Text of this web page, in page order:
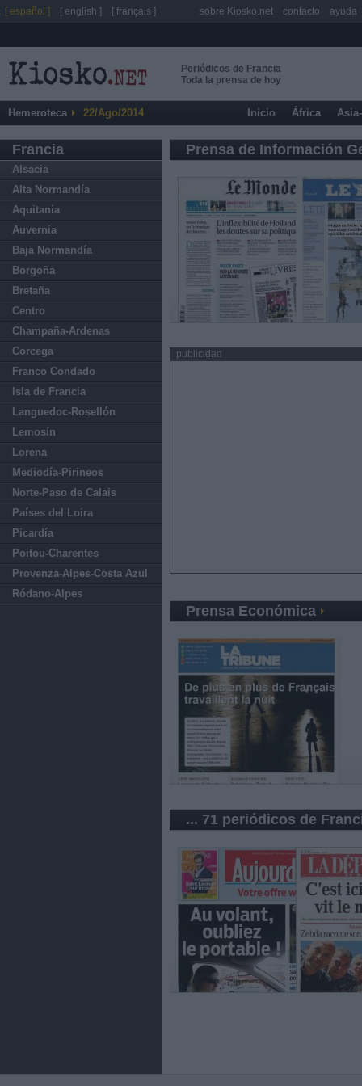
Periódicos de Francia
Toda la prensa de hoy
Hemeroteca 22/Ago/2014 Inicio África
Francia
Alsacia
Alta Normandía
Aquitania
Auvernia
Baja Normandía
Borgoña
Bretaña
Centro
Champaña-Ardenas
Corcega
Franco Condado
Isla de Francia
Languedoc-Rosellón
Lemosín
Lorena
Mediodía-Pirineos
Norte-Paso de Calais
Países del Loira
Picardía
Poitou-Charentes
Provenza-Alpes-Costa Azul
Ródano-Alpes
Prensa de Información
publicidad
Prensa Económica
... 71 periódicos de
[ español ] [ english ] [ français ] sobre Kiosko.net contacto ayuda